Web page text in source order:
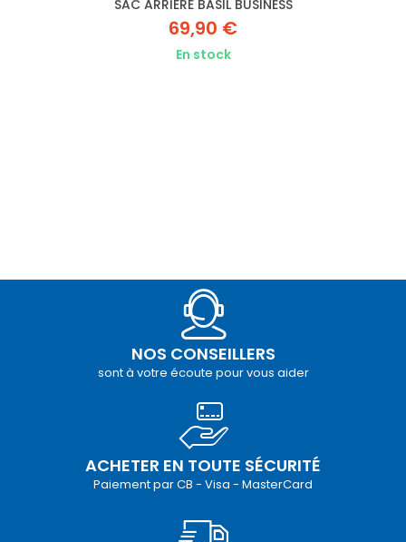
SAC ARRIERE BASIL BUSINESS
69,90 €
En stock
NOS CONSEILLERS
sont à votre écoute pour vous aider
ACHETER EN TOUTE SÉCURITÉ
Paiement par CB - Visa - MasterCard